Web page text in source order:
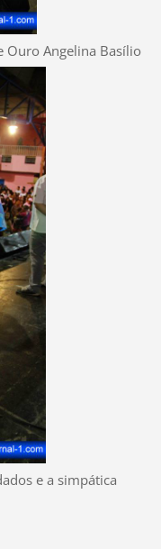
Ouro Angelina Basílio
e a simpática